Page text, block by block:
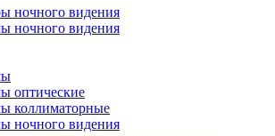
ночного видения
ночного видения
оптические
коллиматорные
ночного видения